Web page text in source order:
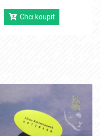
Chci koupit